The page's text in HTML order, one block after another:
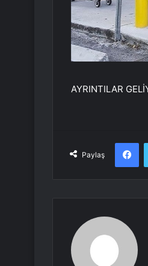
AYRINTILAR
Paylaş